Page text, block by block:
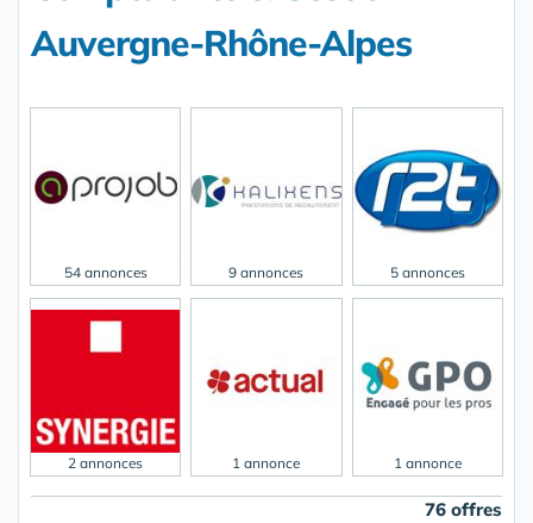
Auvergne-Rhône-Alpes
54 annonces 9 annonces 5 annonces
2 annonces 1 annonce 1 annonce
76 offres